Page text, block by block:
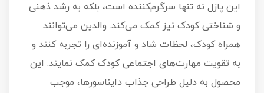
این پازل نه تنها سرگرم‌کننده است، بلکه به رشد ذهنی
و شناختی کودک نیز کمک می‌کند. والدین می‌توانند
همراه کودک، لحظات شاد و آموزنده‌ای را تجربه کنند و
به تقویت مهارت‌های اجتماعی کودک کمک نمایند. این
محصول به دلیل طراحی جذاب دایناسورها، موجب